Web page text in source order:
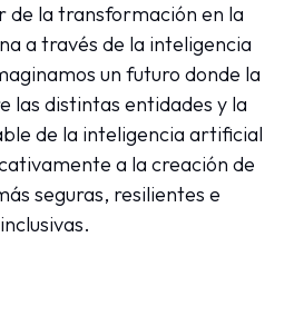
de la transformación en la
a través de la inteligencia
un futuro donde la
las distintas entidades y la
de la inteligencia artificial
a la creación de
seguras, resilientes e
inclusivas.